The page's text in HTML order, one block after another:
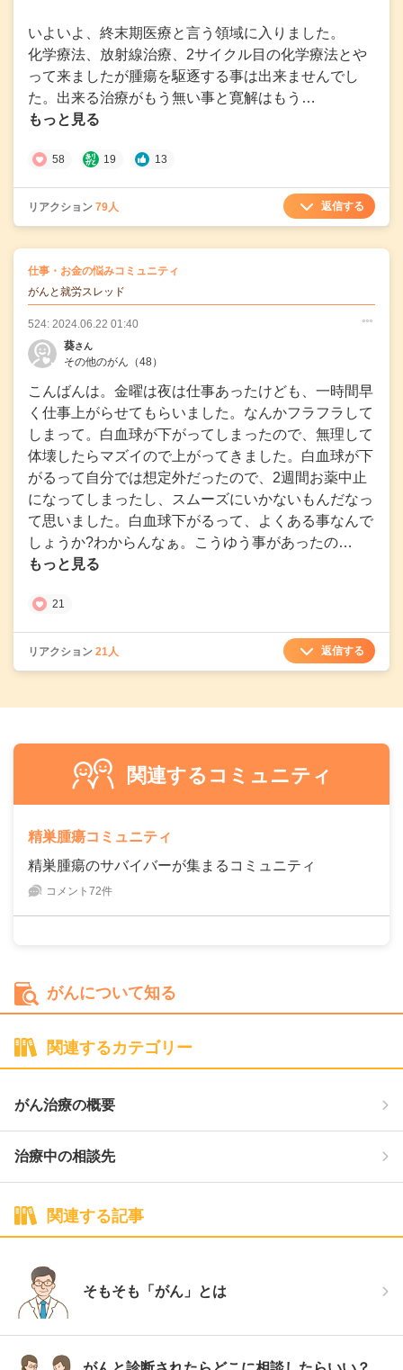
いよいよ、終末期医療と言う領域に入りました。
化学療法、放射線治療、2サイクル目の化学療法とや
って来ましたが腫瘍を駆逐する事は出来ませんでし
た。出来る治療がもう無い事と寛解はもう…
もっと見る
58 19 13
リアクション 79人 返信する
仕事・お金の悩みコミュニティ
がんと就労スレッド
○ ○ ○
524: 2024.06.22 01:40
葵さん
その他のがん （48）
こんばんは。金曜は夜は仕事あったけども、一時間早
く仕事上がらせてもらいました。なんかフラフラして
しまって。白血球が下がってしまったので、無理して
体壊したらマズイので上がってきました。白血球が下
がるって自分では想定外だったので、2週間お薬中止
になってしまったし、スムーズにいかないもんだなっ
て思いました。白血球下がるって、よくある事なんで
しょうか?わからんなぁ。こうゆう事があったの…
もっと見る
21
リアクション 21人 返信する
関連するコミュニティ
精巣腫瘍コミュニティ
精巣腫瘍のサバイバーが集まるコミュニティ
コメント72件
がんについて知る
関連するカテゴリー
がん治療の概要
治療中の相談先
関連する記事
そもそも「がん」とは